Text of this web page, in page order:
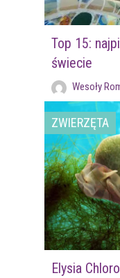
Top 15:
świecie
Wesoły
ZWIERZĘTA
Elysia